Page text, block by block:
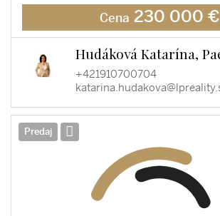
Cena 230 000 €
Hudáková Katarína,
+421910700704
Predaj